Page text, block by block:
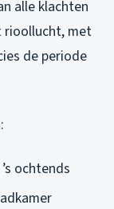
alle klachten
rioollucht, met
de periode
ochtends